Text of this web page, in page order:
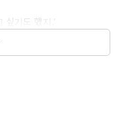
싶기도 했지.’
을 떠올렸다.